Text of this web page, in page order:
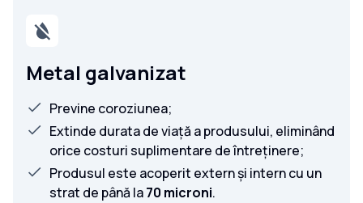
Metal galvanizat
Previne coroziunea;
Extinde durata de viață a produsului, eliminând
orice costuri suplimentare de întreținere;
Produsul este acoperit extern și intern cu un
strat de până la70 microni.